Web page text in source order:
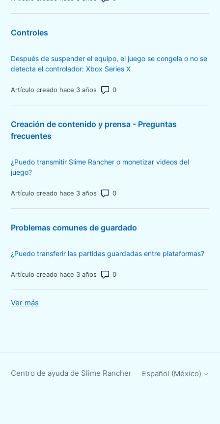
Controles
Después de suspender el equipo, el juego se congela o no se
detecta el controlador: Xbox Series X
Artículo creado hace 3 años Número de comentarios: 0
Creación de contenido y prensa - Preguntas
frecuentes
¿Puedo transmitir Slime Rancher o monetizar videos del
juego?
Artículo creado hace 3 años Número de comentarios: 0
Problemas comunes de guardado
¿Puedo transferir las partidas guardadas entre plataformas?
Artículo creado hace 3 años Número de comentarios: 0
Ver más
Centro de ayuda de Slime Rancher Español (México)